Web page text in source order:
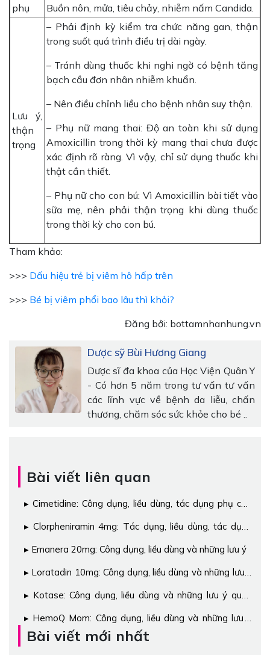
phụ
Buồn nôn, mửa, tiêu chảy, nhiễm nấm Candida.
Lưu ý,
thận
trọng
– Phải định kỳ kiểm tra chức năng gan, thận
trong suốt quá trình điều trị dài ngày.
– Tránh dùng thuốc khi nghi ngờ có bệnh tăng
bạch cầu đơn nhân nhiễm khuẩn.
– Nên điều chỉnh liều cho bệnh nhân suy thận.
– Phụ nữ mang thai: Độ an toàn khi sử dụng
Amoxicillin trong thời kỳ mang thai chưa được
xác định rõ ràng. Vì vậy, chỉ sử dụng thuốc khi
thật cần thiết.
– Phụ nữ cho con bú: Vì Amoxicillin bài tiết vào
sữa mẹ, nên phải thận trọng khi dùng thuốc
trong thời kỳ cho con bú.
Tham khảo:
>>> Dấu hiệu trẻ bị viêm hô hấp trên
>>> Bé bị viêm phổi bao lâu thì khỏi?
Đăng bởi: bottamnhanhung.vn
Dược sỹ Bùi Hương Giang
Dược sĩ đa khoa của Học Viện Quân Y
- Có hơn 5 năm trong tư vấn tư vấn
các lĩnh vực về bệnh da liễu, chấn
thương, chăm sóc sức khỏe cho bé ..
Bài viết liên quan
Cimetidine: Công dụng, liều dùng, tác dụng phụ của
Clorpheniramin 4mg: Tác dụng, liều dùng, tác dụng
Emanera 20mg: Công dụng, liều dùng và những lưu ý
Loratadin 10mg: Công dụng, liều dùng và những lưu ý
Kotase: Công dụng, liều dùng và những lưu ý quan
HemoQ Mom: Công dụng, liều dùng và những lưu ý
quan trọng
Bài viết mới nhất